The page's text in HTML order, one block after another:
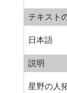
テキスト
日本語
説明
星野の人